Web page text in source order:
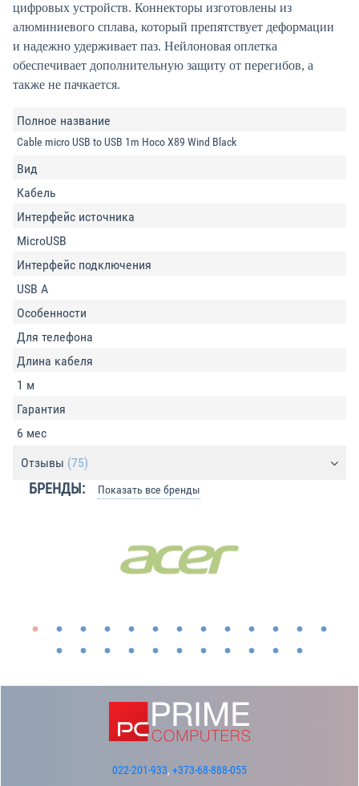
цифровых устройств. Коннекторы изготовлены из
алюминиевого сплава, который препятствует деформации
и надежно удерживает паз. Нейлоновая оплетка
обеспечивает дополнительную защиту от перегибов, а
также не пачкается.
Полное название
Cable micro USB to USB 1m Hoco X89 Wind Black
Вид
Кабель
Интерфейс источника
MicroUSB
Интерфейс подключения
USB A
Особенности
Для телефона
Длина кабеля
1 м
Гарантия
6 мес
Отзывы (75)
БРЕНДЫ: Показать все бренды
022-201-933, +373-68-888-055